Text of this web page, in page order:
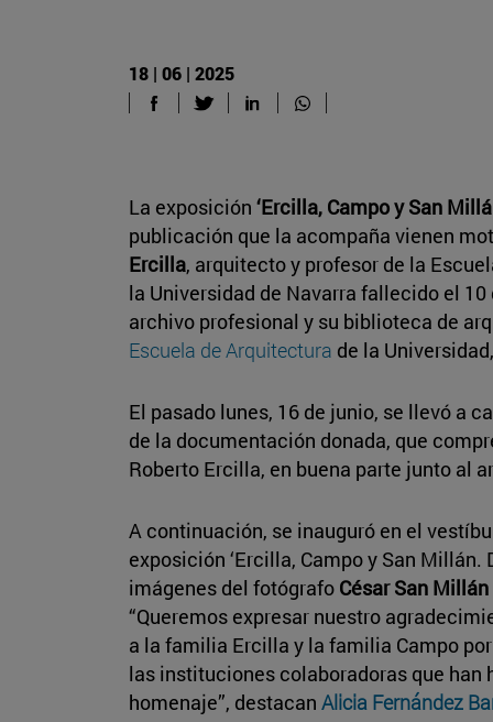
18 | 06 | 2025
La exposición ‘Ercilla, Campo y San
publicación que la acompaña vienen
Ercilla, arquitecto y profesor de la
la Universidad de Navarra fallecido el
archivo profesional y su biblioteca de
Escuela de Arquitectura de la
El pasado lunes, 16 de junio, se llevó a
de la documentación donada, que
Roberto Ercilla, en buena parte junto al
A continuación, se inauguró en el
exposición ‘Ercilla, Campo y San
imágenes del fotógrafo César San Millán
“Queremos expresar nuestro
a la familia Ercilla y la familia Campo
las instituciones colaboradoras que han
homenaje”, destacan Alicia Fernández